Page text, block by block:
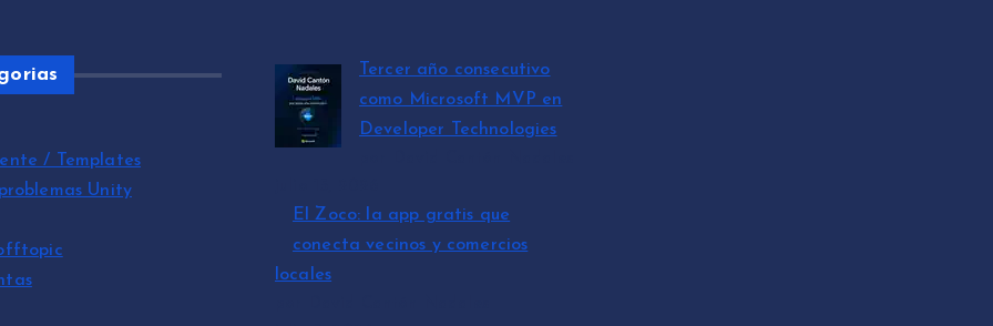
/ Templates
Unity
Tercer año consecutivo
como Microsoft MVP en
Developer Technologies
El Zoco: la app gratis que
conecta vecinos y comercios
locales